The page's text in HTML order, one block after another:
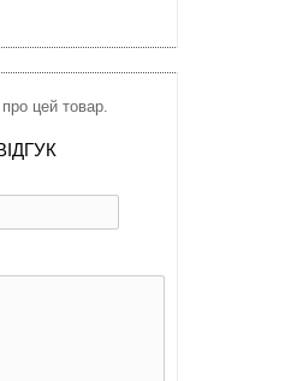
про цей товар.